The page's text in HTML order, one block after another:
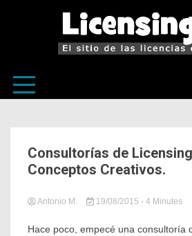
Consultorías de
Conceptos Creativos.
Antonio M. 19/08/2015 in
categoría
Tagged
de
- 4 Minutes
Hace poco, empecé una consultoría